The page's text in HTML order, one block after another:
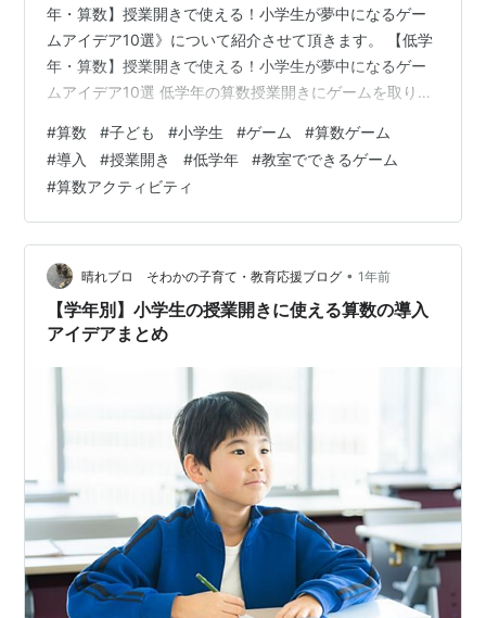
年・算数】授業開きで使える！小学生が夢中になるゲー
ムアイデア10選》について紹介させて頂きます。 【低学
年・算数】授業開きで使える！小学生が夢中になるゲー
ムアイデア10選 低学年の算数授業開きにゲームを取り入
が子どもたちの実態を把握できる 3. 「話の聞き方」を学
ぶ最初の機会にする 【準備不要】授業開きで使える！算
数ゲームアイデア10選 授業開きを成功させる！低学年向
け指導のポイント ルール説明は短く、視覚的に 「負けて
も楽しい」空気作り 終わりの合図を徹底する まとめ：ゲ
ームを通…
#算数 #子ども #小学生 #ゲーム #算数ゲーム
#導入 #授業開き #低学年 #教室でできるゲーム
#算数アクティビティ
晴れブロ そわかの子育て・教育応援ブログ • 1年前
【学年別】小学生の授業開きに使える算数の導入
アイデアまとめ